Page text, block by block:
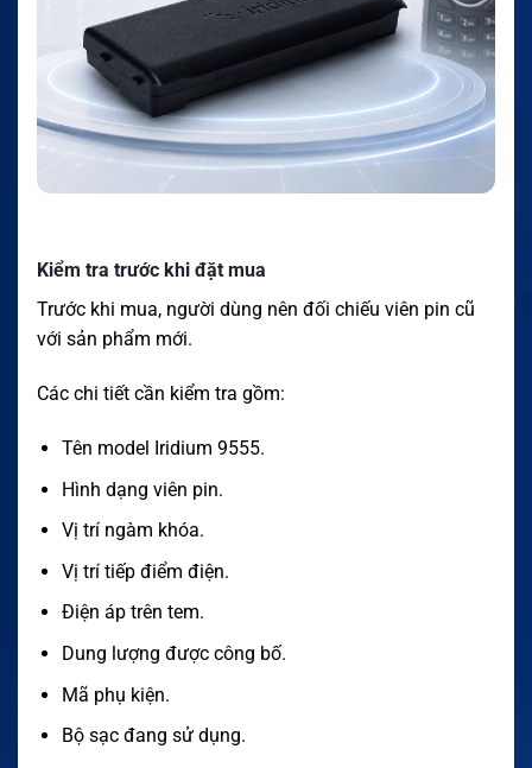
Kiểm tra trước khi đặt mua
Trước khi mua, người dùng nên đối chiếu viên pin cũ
với sản phẩm mới.
Các chi tiết cần kiểm tra gồm:
Tên model Iridium 9555.
Hình dạng viên pin.
Vị trí ngàm khóa.
Vị trí tiếp điểm điện.
Điện áp trên tem.
Dung lượng được công bố.
Mã phụ kiện.
Bộ sạc đang sử dụng.